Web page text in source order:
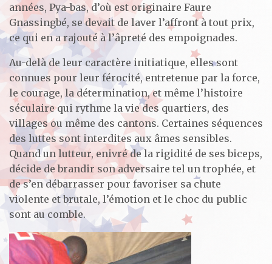
années, Pya-bas, d’où est originaire Faure
Gnassingbé, se devait de laver l’affront à tout prix,
ce qui en a rajouté à l’âpreté des empoignades.
Au-delà de leur caractère initiatique, elles sont
connues pour leur férocité, entretenue par la force,
le courage, la détermination, et même l’histoire
séculaire qui rythme la vie des quartiers, des
villages ou même des cantons. Certaines séquences
des luttes sont interdites aux âmes sensibles.
Quand un lutteur, enivré de la rigidité de ses biceps,
décide de brandir son adversaire tel un trophée, et
de s’en débarrasser pour favoriser sa chute
violente et brutale, l’émotion et le choc du public
sont au comble.